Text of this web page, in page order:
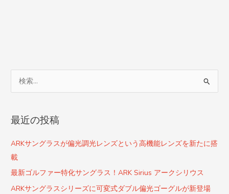
象
最近の投稿
ARKサングラスが偏光調光レンズという高機能レンズを新たに搭
載
最新ゴルファー特化サングラス！ARK Sirius アークシリウス
ARKサングラスシリーズに可変式ダブル偏光ゴーグルが新登場